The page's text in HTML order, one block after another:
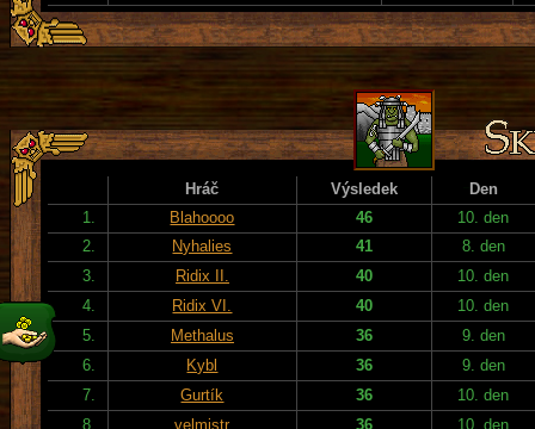
Hráč Výsledek
Den
1.
Blahoooo 46
10. den
2.
Nyhalies 41
8. den
3.
Ridix II. 40
10. den
4.
Ridix VI. 40
10. den
5.
Methalus 36
9. den
6.
Kybl 36
9. den
7.
Gurtík 36
10. den
8.
velmistr 36
10. den